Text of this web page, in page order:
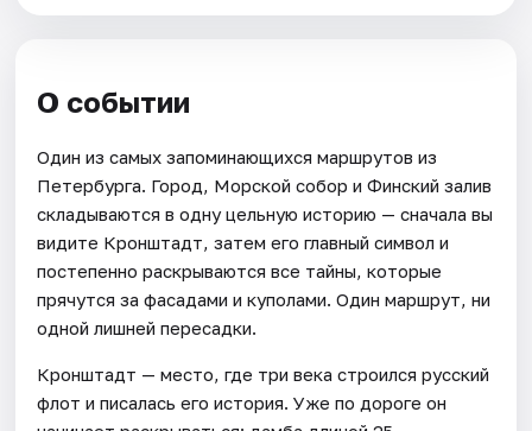
О событии
Один из самых запоминающихся маршрутов из
Петербурга. Город, Морской собор и Финский залив
складываются в одну цельную историю — сначала вы
видите Кронштадт, затем его главный символ и
постепенно раскрываются все тайны, которые
прячутся за фасадами и куполами. Один маршрут, ни
одной лишней пересадки.
Кронштадт — место, где три века строился русский
флот и писалась его история. Уже по дороге он